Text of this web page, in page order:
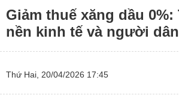
Giảm thuế xăng dầu
nền kinh tế và người dân
Thứ Hai, 20/04/2026 17:45